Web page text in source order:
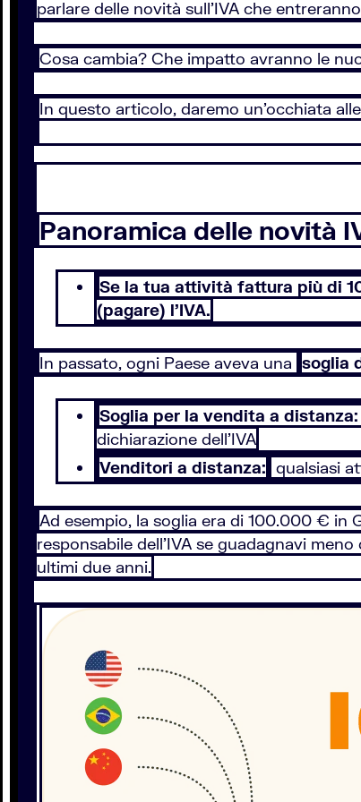
parlare delle novità sull'IVA che
Cosa cambia? Che impatto avranno le
In questo articolo, daremo un'occhiata
Panoramica delle novità
Se la tua attività fattura più di
(pagare) l'IVA.
In passato, ogni Paese aveva una soglia
Soglia per la vendita a distanza:
dichiarazione dell'IVA
Venditori a distanza: qualsiasi
Ad esempio, la soglia era di 100.000 € in
responsabile dell'IVA se guadagnavi
ultimi due anni.